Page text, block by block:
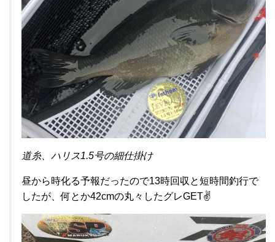
道糸、ハリス1.5号の細仕掛け
昼から時化る予報だったので13時回収と短時間釣行で
したが、何とか42cmの丸々したグレGET✌️